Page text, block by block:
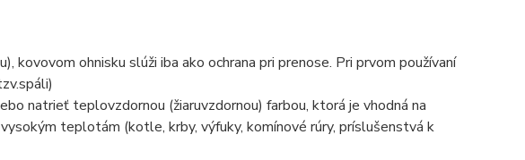
kovovom ohnisku slúži iba ako ochrana pri prenose. Pri prvom používaní
natrieť teplovzdornou (žiaruvzdornou) farbou, ktorá je vhodná na
teplotám (kotle, krby, výfuky, komínové rúry, príslušenstvá k